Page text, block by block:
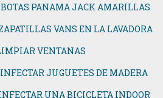
PANAMA JACK AMARILLAS
VANS EN LA LAVADORA
VENTANAS
JUGUETES DE MADERA
UNA BICICLETA INDOOR